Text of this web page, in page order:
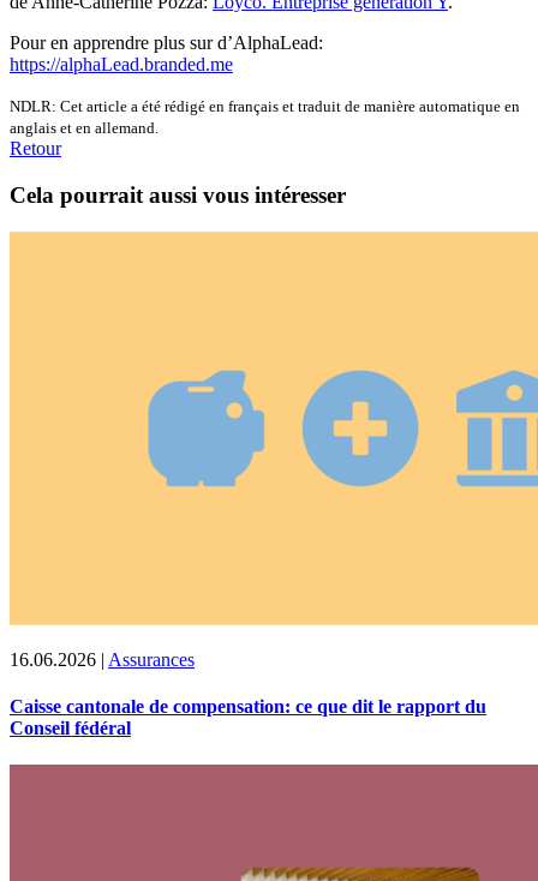
Pour en apprendre plus sur d’AlphaLead:
https://alphaLead.branded.me
NDLR: Cet article a été rédigé en français et traduit de manière automatique en
anglais et en allemand.
Retour
Cela pourrait aussi vous intéresser
16.06.2026 | Assurances
Caisse cantonale de compensation: ce que dit le rapport du
Conseil fédéral